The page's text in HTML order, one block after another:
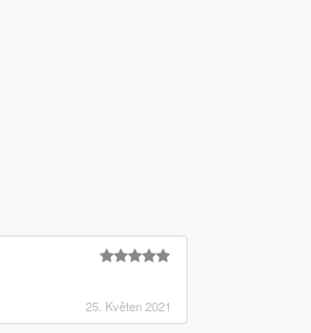
25. Květen 2021